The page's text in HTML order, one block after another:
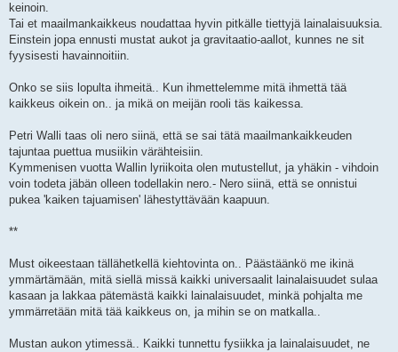
keinoin.
Tai et maailmankaikkeus noudattaa hyvin pitkälle tiettyjä lainalaisuuksia.
Einstein jopa ennusti mustat aukot ja gravitaatio-aallot, kunnes ne sit
fyysisesti havainnoitiin.
Onko se siis lopulta ihmeitä.. Kun ihmettelemme mitä ihmettä tää
kaikkeus oikein on.. ja mikä on meijän rooli täs kaikessa.
Petri Walli taas oli nero siinä, että se sai tätä maailmankaikkeuden
tajuntaa puettua musiikin värähteisiin.
Kymmenisen vuotta Wallin lyriikoita olen mutustellut, ja yhäkin - vihdoin
voin todeta jäbän olleen todellakin nero.- Nero siinä, että se onnistui
pukea 'kaiken tajuamisen' lähestyttävään kaapuun.
**
Must oikeestaan tällähetkellä kiehtovinta on.. Päästäänkö me ikinä
ymmärtämään, mitä siellä missä kaikki universaalit lainalaisuudet sulaa
kasaan ja lakkaa pätemästä kaikki lainalaisuudet, minkä pohjalta me
ymmärretään mitä tää kaikkeus on, ja mihin se on matkalla..
Mustan aukon ytimessä.. Kaikki tunnettu fysiikka ja lainalaisuudet, ne